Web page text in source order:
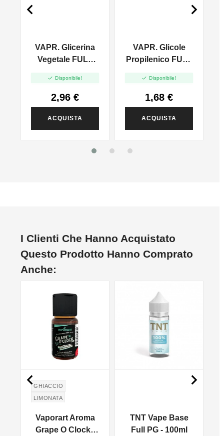
VAPR. Glicerina
Vegetale FULL
120ml
 Disponibile!
2,96 €
ACQUISTA
VAPR. Glicole
Propilenico FULL
 Disponibile!
1,68 €
ACQUISTA
 
I Clienti Che Hanno Acquistato
Questo Prodotto Hanno Comprato
Anche:
GHIACCIO
LIMONATA
Vaporart Aroma
Grape O Clock -
TNT Vape Base
Full PG - 100ml
 